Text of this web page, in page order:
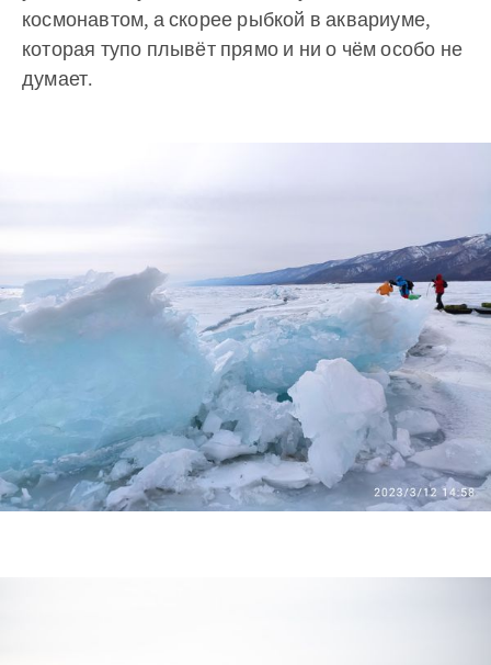
космонавтом, а скорее рыбкой в аквариуме,
которая тупо плывёт прямо и ни о чём особо не
думает.